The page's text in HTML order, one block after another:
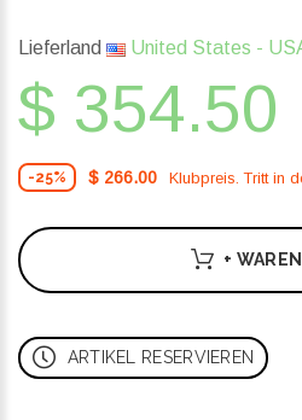
Lieferland United States -
$ 354.50
-25% $ 266.00 Klubpreis. Tritt in
+
ARTIKEL RESERVIEREN